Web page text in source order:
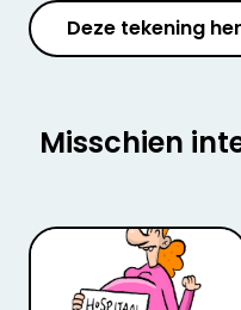
Deze tekening
Misschien